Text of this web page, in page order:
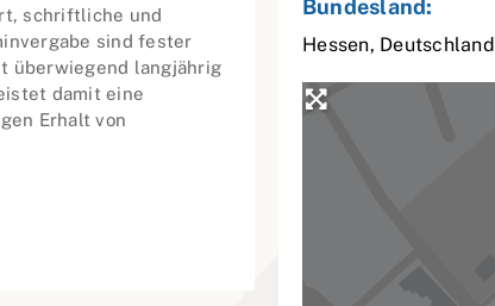
schriftliche und
sind fester
überwiegend langjährig
damit eine
Erhalt von
Bundesland:
Hessen, Deutschland